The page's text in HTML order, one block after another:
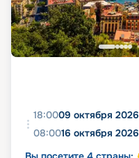
18:0009 октября 2026
08:0016 октября 2026